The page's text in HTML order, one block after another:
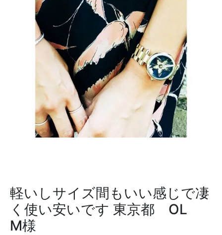
軽いしサイズ間もいい感じで凄
く使い安いです 東京都 OL
M様